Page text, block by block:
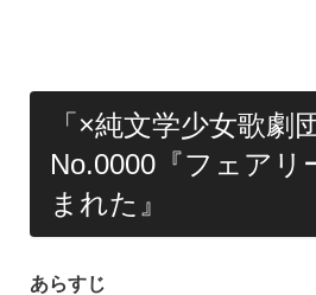
「×純文学少女歌劇
No.0000『フェアリ
まれた』
あらすじ